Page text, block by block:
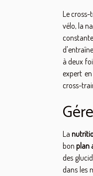
Le
vélo, la
à deux
expert
cross-
La
bonplan
des
dans les